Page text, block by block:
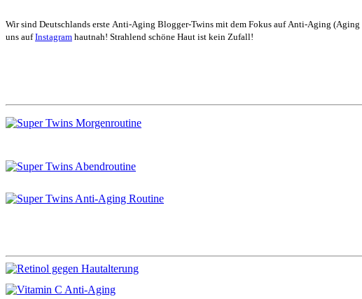
Wir sind Deutschlands erste Anti-Aging Blogger-Twins mit dem Fokus auf Anti-Aging
uns aufInstagram hautnah! Strahlend schöne Haut ist kein Zufall!